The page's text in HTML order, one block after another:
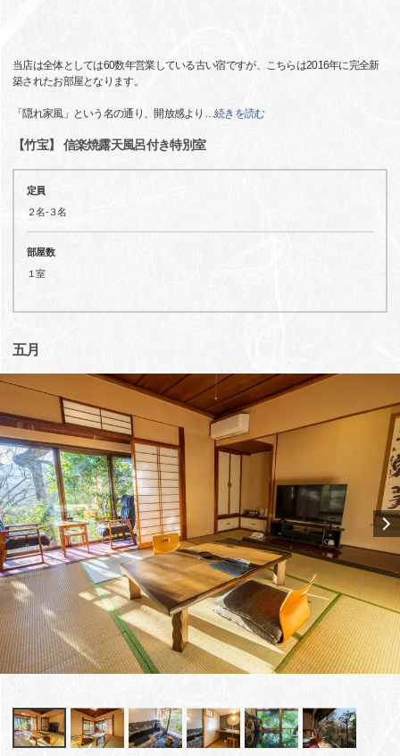
当店は全体としては60数年営業している古い宿ですが、こちらは2016年に完全新
築されたお部屋となります。
「隠れ家風」という名の通り、開放感より …続きを読む
【竹宝】 信楽焼露天風呂付き特別室
定員
２名-３名
部屋数
１室
五月